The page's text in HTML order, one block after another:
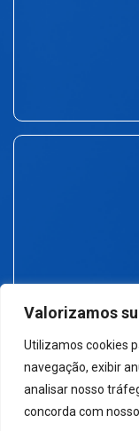
Valorizamos
Utilizamos cookies
navegação, exibir
analisar nosso
concorda com